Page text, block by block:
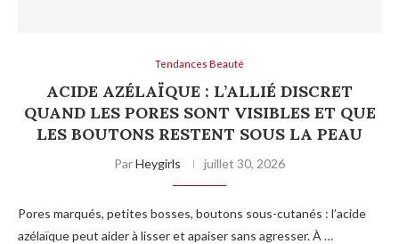
Tendances Beauté
ACIDE AZÉLAÏQUE : L’ALLIÉ DISCRET
QUAND LES PORES SONT VISIBLES ET QUE
LES BOUTONS RESTENT SOUS LA PEAU
ParHeygirls juillet 30, 2026
Pores marqués, petites bosses, boutons sous-cutanés : l’acide
azélaïque peut aider à lisser et apaiser sans agresser. À …